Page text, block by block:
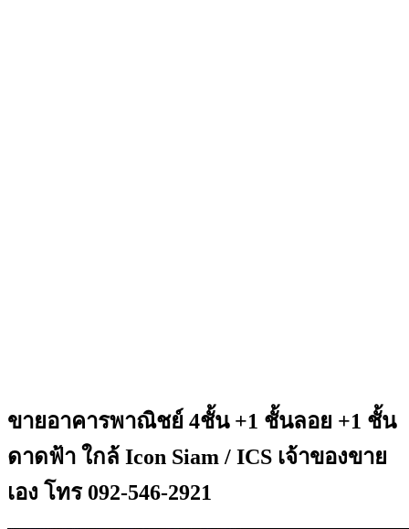
ขายอาคารพาณิชย์ 4ชั้น +1 ชั้นลอย +1 ชั้น
ดาดฟ้า ใกล้ Icon Siam / ICS เจ้าของขาย
เอง โทร 092-546-2921